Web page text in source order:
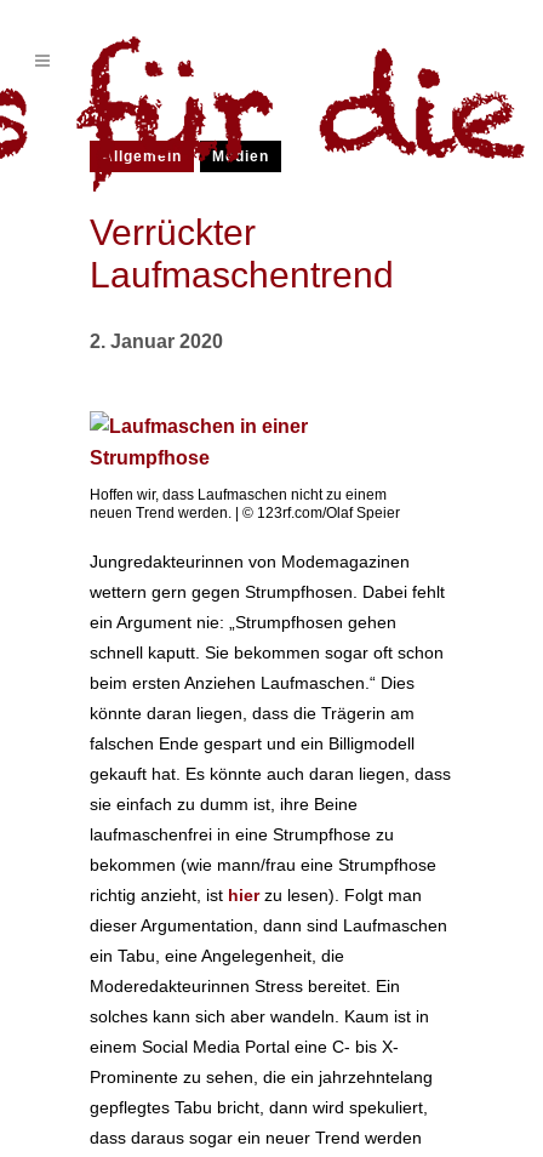
Allgemein Medien
Verrückter
Laufmaschentrend
2. Januar 2020
Hoffen wir, dass Laufmaschen nicht zu einem
neuen Trend werden. | © 123rf.com/Olaf Speier
Jungredakteurinnen von Modemagazinen
wettern gern gegen Strumpfhosen. Dabei fehlt
ein Argument nie: „Strumpfhosen gehen
schnell kaputt. Sie bekommen sogar oft schon
beim ersten Anziehen Laufmaschen.“ Dies
könnte daran liegen, dass die Trägerin am
falschen Ende gespart und ein Billigmodell
gekauft hat. Es könnte auch daran liegen, dass
sie einfach zu dumm ist, ihre Beine
laufmaschenfrei in eine Strumpfhose zu
bekommen (wie mann/frau eine Strumpfhose
richtig anzieht, ist hierzu lesen). Folgt man
dieser Argumentation, dann sind Laufmaschen
ein Tabu, eine Angelegenheit, die
Moderedakteurinnen Stress bereitet. Ein
solches kann sich aber wandeln. Kaum ist in
einem Social Media Portal eine C- bis X-
Prominente zu sehen, die ein jahrzehntelang
gepflegtes Tabu bricht, dann wird spekuliert,
dass daraus sogar ein neuer Trend werden